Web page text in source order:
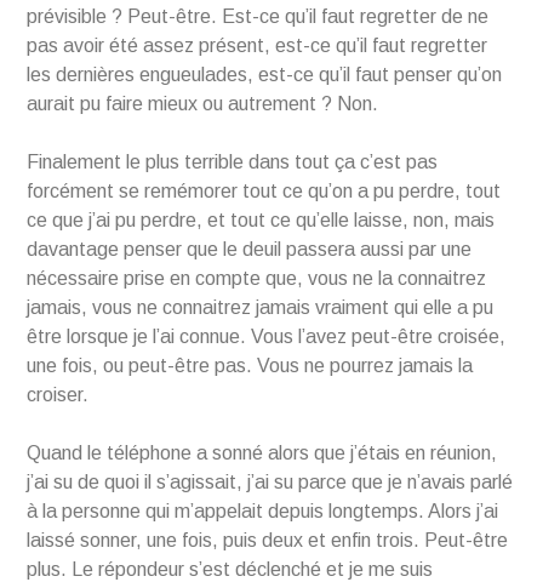
prévisible ? Peut-être. Est-ce qu’il faut regretter de ne
pas avoir été assez présent, est-ce qu’il faut regretter
les dernières engueulades, est-ce qu’il faut penser qu’on
aurait pu faire mieux ou autrement ? Non.
Finalement le plus terrible dans tout ça c’est pas
forcément se remémorer tout ce qu’on a pu perdre, tout
ce que j’ai pu perdre, et tout ce qu’elle laisse, non, mais
davantage penser que le deuil passera aussi par une
nécessaire prise en compte que, vous ne la connaitrez
jamais, vous ne connaitrez jamais vraiment qui elle a pu
être lorsque je l’ai connue. Vous l’avez peut-être croisée,
une fois, ou peut-être pas. Vous ne pourrez jamais la
croiser.
Quand le téléphone a sonné alors que j’étais en réunion,
j’ai su de quoi il s’agissait, j’ai su parce que je n’avais parlé
à la personne qui m’appelait depuis longtemps. Alors j’ai
laissé sonner, une fois, puis deux et enfin trois. Peut-être
plus. Le répondeur s’est déclenché et je me suis